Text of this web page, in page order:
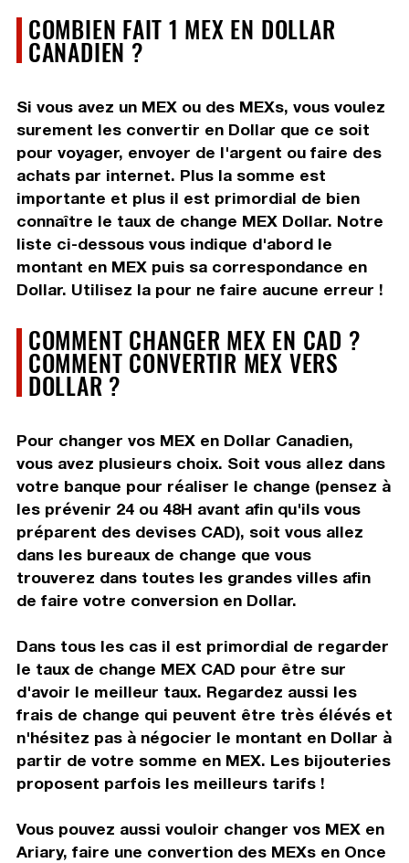
COMBIEN FAIT 1 MEX EN DOLLAR
CANADIEN ?
Si vous avez un MEX ou des MEXs, vous voulez
surement les convertir en Dollar que ce soit
pour voyager, envoyer de l'argent ou faire des
achats par internet. Plus la somme est
importante et plus il est primordial de bien
connaître le taux de change MEX Dollar. Notre
liste ci-dessous vous indique d'abord le
montant en MEX puis sa correspondance en
Dollar. Utilisez la pour ne faire aucune erreur !
COMMENT CHANGER MEX EN CAD ?
COMMENT CONVERTIR MEX VERS
DOLLAR ?
Pour changer vos MEX en Dollar Canadien,
vous avez plusieurs choix. Soit vous allez dans
votre banque pour réaliser le change (pensez à
les prévenir 24 ou 48H avant afin qu'ils vous
préparent des devises CAD), soit vous allez
dans les bureaux de change que vous
trouverez dans toutes les grandes villes afin
de faire votre conversion en Dollar.
Dans tous les cas il est primordial de regarder
le taux de change MEX CAD pour être sur
d'avoir le meilleur taux. Regardez aussi les
frais de change qui peuvent être très élévés et
n'hésitez pas à négocier le montant en Dollar à
partir de votre somme en MEX. Les bijouteries
proposent parfois les meilleurs tarifs !
Vous pouvez aussi vouloir changer vos MEX en
Ariary, faire une convertion des MEXs en Once